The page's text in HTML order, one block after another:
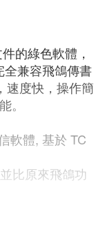
的綠色軟體，
兼容飛鴿傳書
速度快，操作簡
。
軟體, 基於 TC
比原來飛鴿功
傳送[4G以上]),